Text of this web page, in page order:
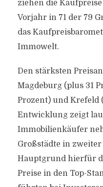
ziehen die
Vorjahr in 71 der 79
das
Immowelt.
Den stärksten
Magdeburg (plus 31
Prozent) und Krefeld
Entwicklung zeigt
Immobilienkäufer
Großstädte in zweiter
Hauptgrund hierfür
Preise in den Top-